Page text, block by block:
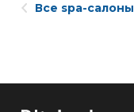
Все spa-салоны